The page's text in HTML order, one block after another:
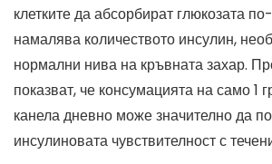
клетките да абсорбират глюкозата
намалява количеството инсулин,
нормални нива на кръвната захар.
показват, че консумацията на само 1
канела дневно може значително да
инсулиновата чувствителност с